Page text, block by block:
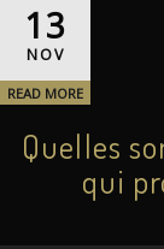
13
NOV
READ MORE
Quelles
qui